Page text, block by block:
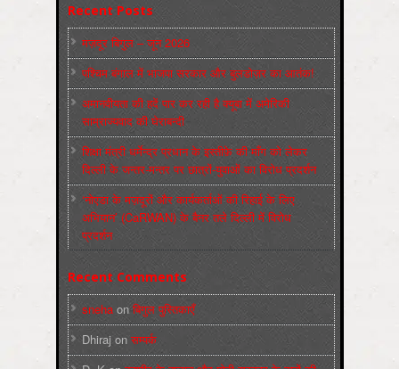
Recent Posts
मज़दूर बिगुल – जून 2026
पश्चिम बंगाल में भाजपा सरकार और बुलडोज़र का आतंक!
अमानवीयता की हदें पार कर रही है क्यूबा में अमेरिकी
साम्राज्यवाद की घेराबन्दी
शिक्षा मंत्री धर्मेन्द्र प्रधान के इस्तीफ़े की माँग को लेकर
दिल्ली के जन्तर-मन्तर पर छात्रों-युवाओं का विरोध प्रदर्शन
‘नोएडा के मज़दूरों और कार्यकर्ताओं की रिहाई के लिए
अभियान’ (CaRWAN) के बैनर तले दिल्ली में विरोध
प्रदर्शन
Recent Comments
sneha on बिगुल पुस्तिकाएँ
Dhiraj on सम्पर्क